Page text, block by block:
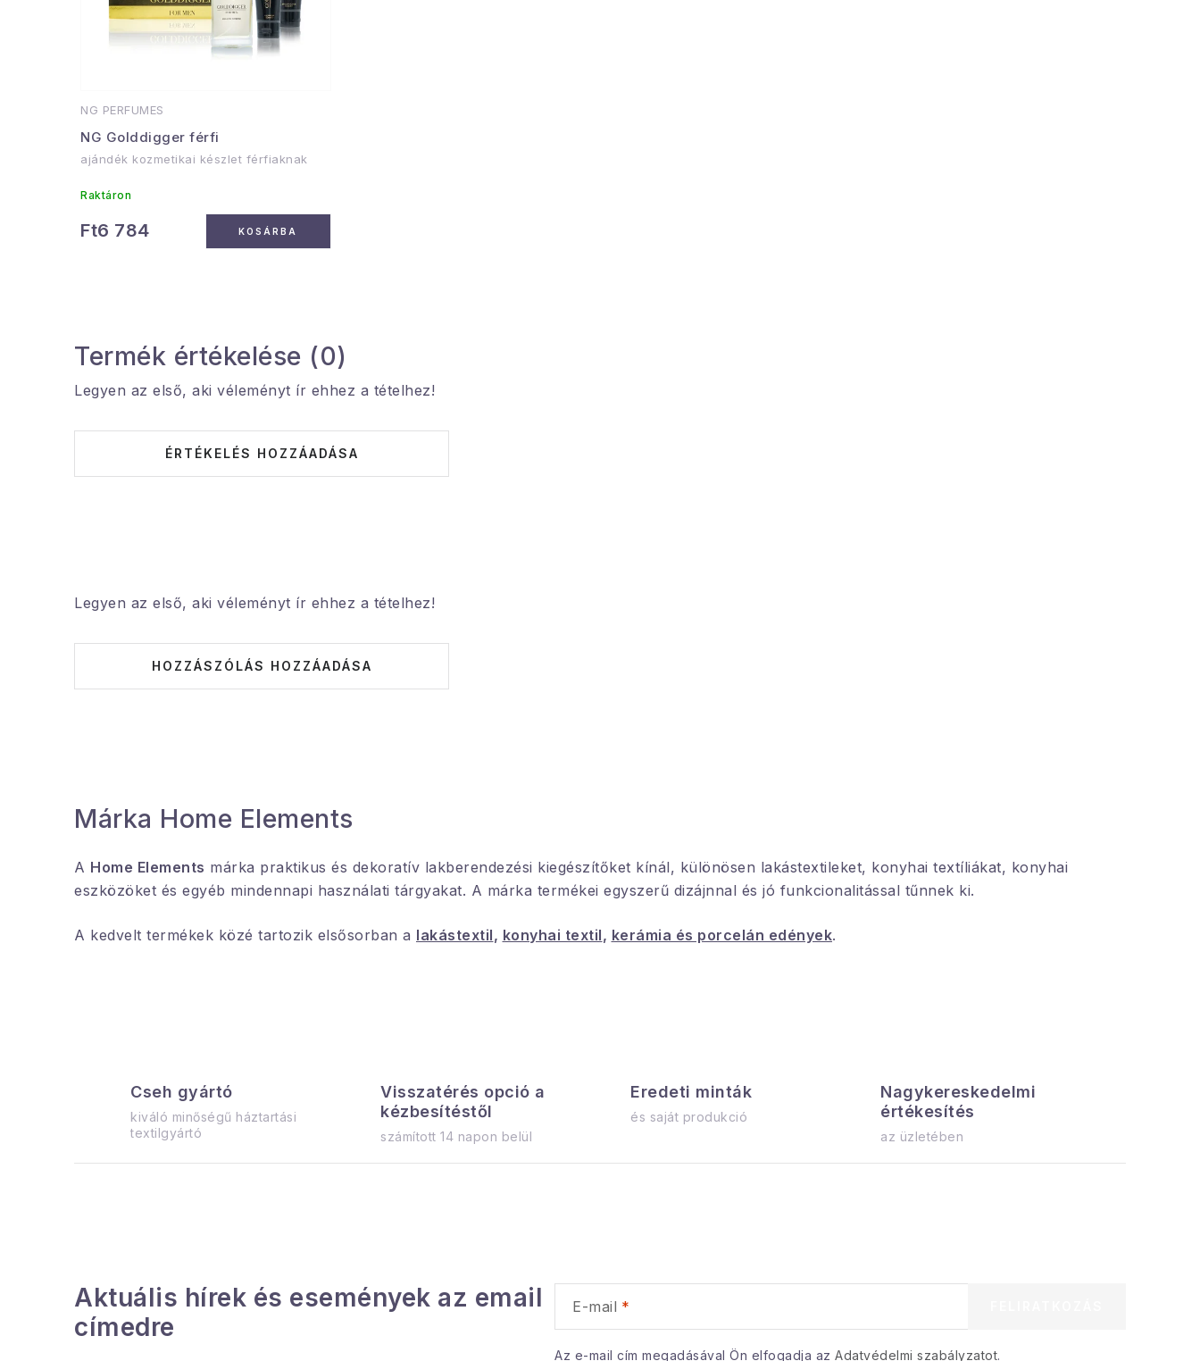
Cseh gyártó
kiváló minőségű háztartási
textilgyártó
Visszatérés opció a
kézbesítéstől
számított 14 napon belül
Eredeti minták
és saját produkció
Nagykereskedelmi
értékesítés
az üzletében
Termék értékelése (0)
Legyen az első, aki véleményt ír ehhez a tételhez!
ÉRTÉKELÉS HOZZÁADÁSA
Legyen az első, aki véleményt ír ehhez a tételhez!
HOZZÁSZÓLÁS HOZZÁADÁSA
Márka Home Elements
A Home Elements márka praktikus és dekoratív lakberendezési kiegészítőket kínál, különösen lakástextileket, konyhai textíliákat, konyhai
eszközöket és egyéb mindennapi használati tárgyakat. A márka termékei egyszerű dizájnnal és jó funkcionalitással tűnnek ki.
A kedvelt termékek közé tartozik elsősorban a lakástextil, konyhai textil, kerámia és porcelán edények.
NG PERFUMES
NG Golddigger férfi
ajándék kozmetikai készlet férfiaknak
Raktáron
Ft6 784 KOSÁRBA
Aktuális hírek és események az email
címedre
E-mail
Az e-mail cím megadásával Ön elfogadja az Adatvédelmi szabályzatot.